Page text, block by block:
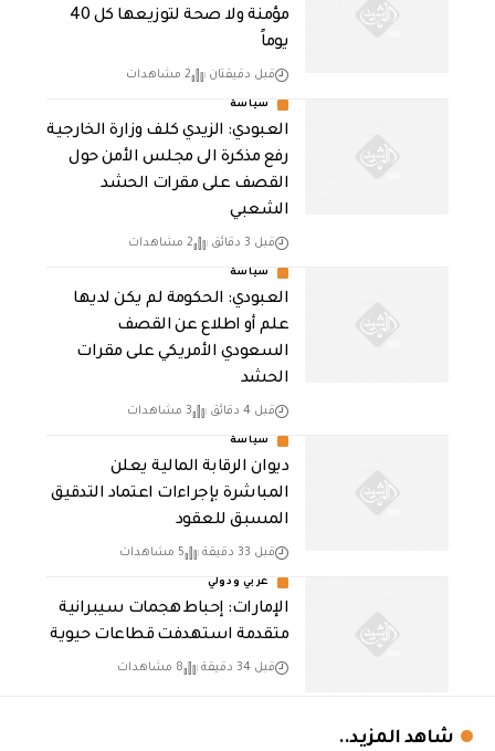
مؤمنة ولا صحة لتوزيعها كل 40
يوماً
قبل دقيقتان 2 مشاهدات
سياسة
العبودي: الزيدي كلف وزارة الخارجية
رفع مذكرة الى مجلس الأمن حول
القصف على مقرات الحشد
الشعبي
قبل 3 دقائق 2 مشاهدات
سياسة
العبودي: الحكومة لم يكن لديها
علم أو اطلاع عن القصف
السعودي الأمريكي على مقرات
الحشد
قبل 4 دقائق 3 مشاهدات
سياسة
ديوان الرقابة المالية يعلن
المباشرة بإجراءات اعتماد التدقيق
المسبق للعقود
قبل 33 دقيقة 5 مشاهدات
عربي ودولي
الإمارات: إحباط هجمات سيبرانية
متقدمة استهدفت قطاعات حيوية
قبل 34 دقيقة 8 مشاهدات
شاهد المزيد..